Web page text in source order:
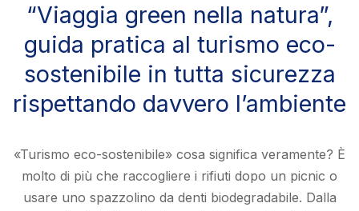
“Viaggia green nella natura”,
guida pratica al turismo eco-
sostenibile in tutta sicurezza
rispettando davvero l’ambiente
«Turismo eco-sostenibile» cosa significa veramente? È
molto di più che raccogliere i rifiuti dopo un picnic o
usare uno spazzolino da denti biodegradabile. Dalla